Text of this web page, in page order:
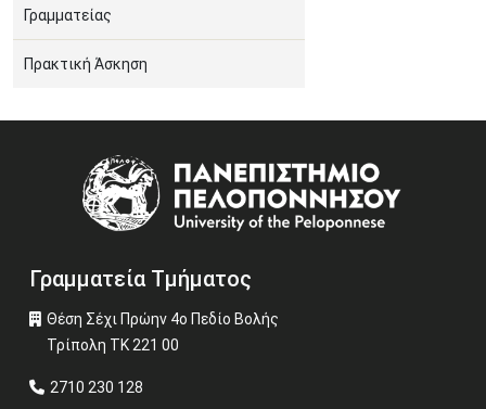
Γραμματείας
Πρακτική Άσκηση
Γραμματεία Τμήματος
Θέση Σέχι Πρώην 4ο Πεδίο Βολής
Τρίπολη ΤΚ 221 00
2710 230 128